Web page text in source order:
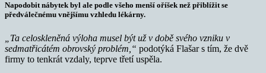
Napodobit nábytek byl ale podle všeho menší oříšek než přiblížit se
předválečnému vnějšímu vzhledu lékárny.
„Ta celoskleněná výloha musel být už v době svého vzniku v
sedmatřicátém obrovský problém,“ podotýká Flašar s tím, že dvě
firmy to tenkrát vzdaly, teprve třetí uspěla.